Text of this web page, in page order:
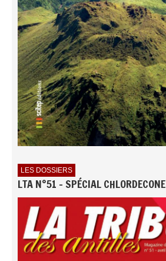
LES DOSSIERS
LTA N°51 - SPÉCIAL CHLORDECONE